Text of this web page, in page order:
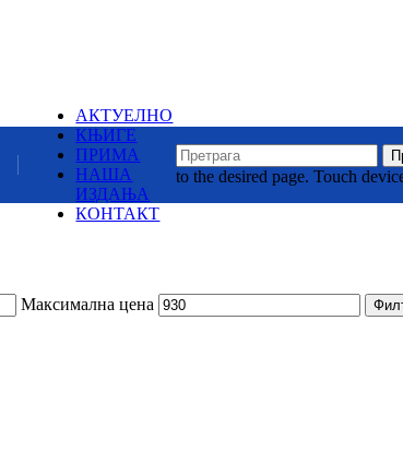
Издаваштво: Милутина Тодоровића Жице ББ, Горњи
Контакт
Пон. - Пет.:
7:30am -15:30pm
АКТУЕЛНО
КЊИГЕ
ПРИМА
НАША
ИЗДАЊА
КОНТАКТ
to the desired page. Touch
Максимална цена